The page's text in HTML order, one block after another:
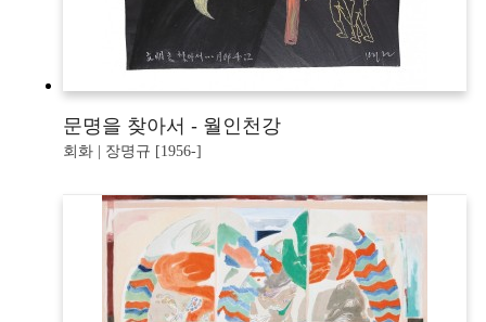
문명을 찾아서 - 월인천강
회화 | 장명규 [1956-]